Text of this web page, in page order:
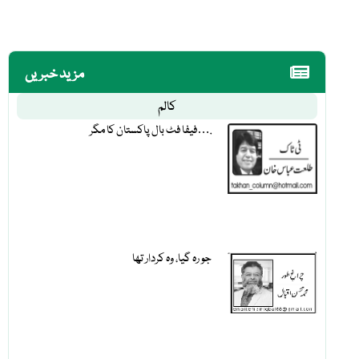
مزید خبریں
کالم
فیفا فٹ بال پاکستان کا مگر….
جو رہ گیا، وہ کردار تھا